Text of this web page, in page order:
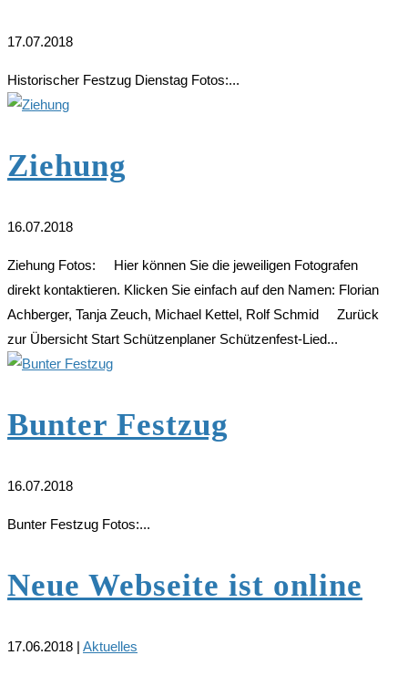
17.07.2018
Historischer Festzug Dienstag Fotos:...
Ziehung
16.07.2018
Ziehung Fotos: Hier können Sie die jeweiligen Fotografen
direkt kontaktieren. Klicken Sie einfach auf den Namen: Florian
Achberger, Tanja Zeuch, Michael Kettel, Rolf Schmid Zurück
zur Übersicht Start Schützenplaner Schützenfest-Lied...
Bunter Festzug
16.07.2018
Bunter Festzug Fotos:...
Neue Webseite ist online
17.06.2018 Aktuelles